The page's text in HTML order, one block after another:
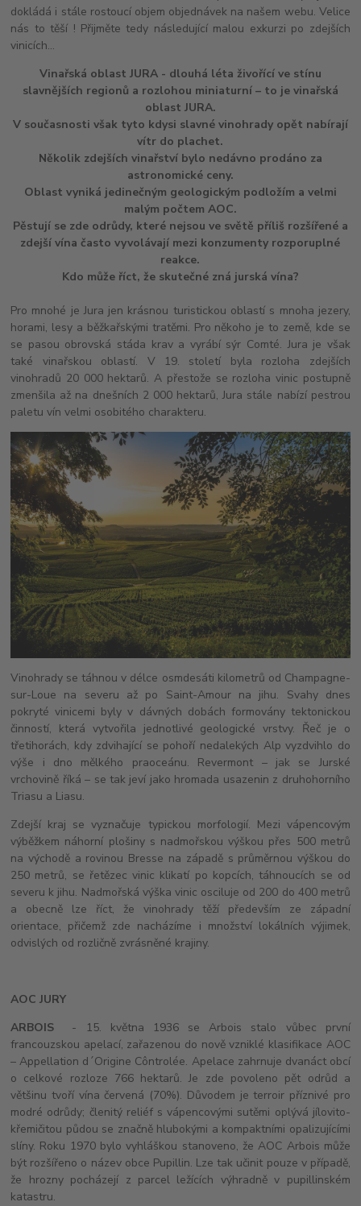
dokládá i stále rostoucí objem objednávek na našem webu. Velice
nás to těší ! Přijměte tedy následující malou exkurzi po zdejších
vinicích...
Vinařská oblast JURA - dlouhá léta živořící ve stínu
slavnějších regionů a rozlohou miniaturní – to je vinařská
oblast JURA.
V současnosti však tyto kdysi slavné vinohrady opět nabírají
vítr do plachet.
Několik zdejších vinařství bylo nedávno prodáno za
astronomické ceny.
Oblast vyniká jedinečným geologickým podložím a velmi
malým počtem AOC.
Pěstují se zde odrůdy, které nejsou ve světě příliš rozšířené a
zdejší vína často vyvolávají mezi konzumenty rozporuplné
reakce.
Kdo může říct, že skutečné zná jurská vína?
Pro mnohé je Jura jen krásnou turistickou oblastí s mnoha jezery,
horami, lesy a běžkařskými tratěmi. Pro někoho je to země, kde se
se pasou obrovská stáda krav a vyrábí sýr Comté. Jura je však
také vinařskou oblastí. V 19. století byla rozloha zdejších
vinohradů 20 000 hektarů. A přestože se rozloha vinic postupně
zmenšila až na dnešních 2 000 hektarů, Jura stále nabízí pestrou
paletu vín velmi osobitého charakteru.
Vinohrady se táhnou v délce osmdesáti kilometrů od Champagne-
sur-Loue na severu až po Saint-Amour na jihu. Svahy dnes
pokryté vinicemi byly v dávných dobách formovány tektonickou
činností, která vytvořila jednotlivé geologické vrstvy. Řeč je o
třetihorách, kdy zdvihající se pohoří nedalekých Alp vyzdvihlo do
výše i dno mělkého praoceánu. Revermont – jak se Jurské
vrchovině říká – se tak jeví jako hromada usazenin z druhohorního
Triasu a Liasu.
Zdejší kraj se vyznačuje typickou morfologií. Mezi vápencovým
výběžkem náhorní plošiny s nadmořskou výškou přes 500 metrů
na východě a rovinou Bresse na západě s průměrnou výškou do
250 metrů, se řetězec vinic klikatí po kopcích, táhnoucích se od
severu k jihu. Nadmořská výška vinic osciluje od 200 do 400 metrů
a obecně lze říct, že vinohrady těží především ze západní
orientace, přičemž zde nacházíme i množství lokálních výjimek,
odvislých od rozličně zvrásněné krajiny.
AOC JURY
ARBOIS - 15. května 1936 se Arbois stalo vůbec první
francouzskou apelací, zařazenou do nově vzniklé klasifikace AOC
– Appellation d´Origine Côntrolée. Apelace zahrnuje dvanáct obcí
o celkové rozloze 766 hektarů. Je zde povoleno pět odrůd a
většinu tvoří vína červená (70%). Důvodem je terroir příznivé pro
modré odrůdy; členitý reliéf s vápencovými sutěmi oplývá jílovito-
křemičitou půdou se značně hlubokými a kompaktními opalizujícími
slíny. Roku 1970 bylo vyhláškou stanoveno, že AOC Arbois může
být rozšířeno o název obce Pupillin. Lze tak učinit pouze v případě,
že hrozny pocházejí z parcel ležících výhradně v pupillinském
katastru.